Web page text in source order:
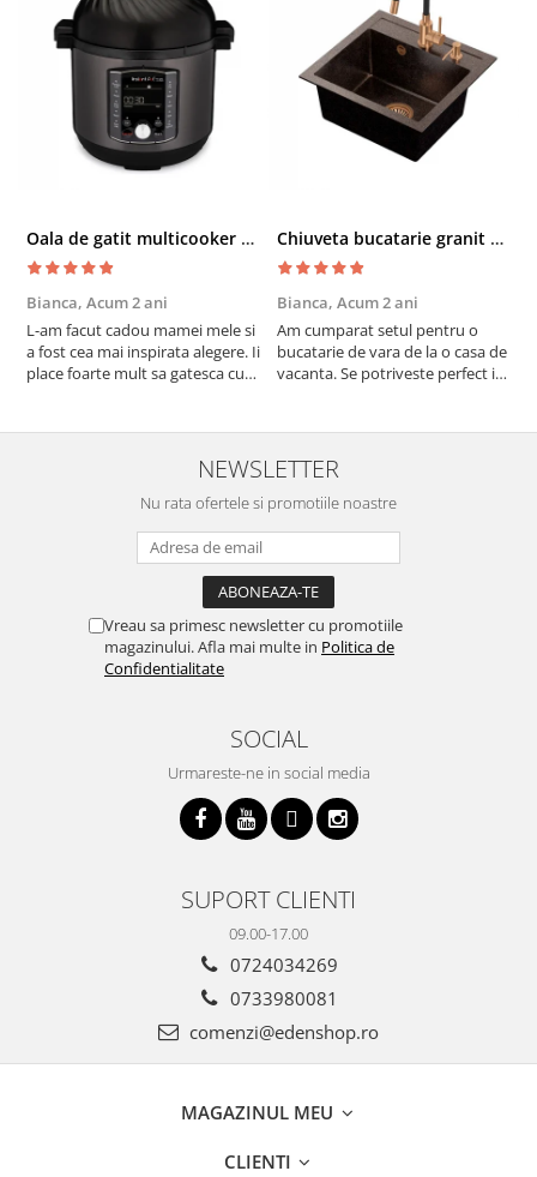
Oala de gatit multicooker 11 functii Instant Pot Pro Crisp 8 + Air Fryer 7.6 lt
Bianca, Acum 2 ani
L-am facut cadou mamei mele si
a fost cea mai inspirata alegere. Ii
place foarte mult sa gatesca cu
cratita...ma gandesc serios sa imi
cumpar si eu! Recomand mult !
Chiuveta bucatarie granit cu finisaj negru perlat/cupru Steingran Art Copper cu dozator si baterie Quadron
Bianca, Acum 2 ani
Am cumparat setul pentru o
bucatarie de vara de la o casa de
vacanta. Se potriveste perfect in
buna, recomand cu drag !
NEWSLETTER
Nu rata ofertele si promotiile noastre
Vreau sa primesc newsletter cu promotiile
magazinului. Afla mai multe in Politica de
Confidentialitate
SOCIAL
Urmareste-ne in social media
SUPORT CLIENTI
09.00-17.00
0724034269
0733980081
comenzi@edenshop.ro
MAGAZINUL MEU
CLIENTI